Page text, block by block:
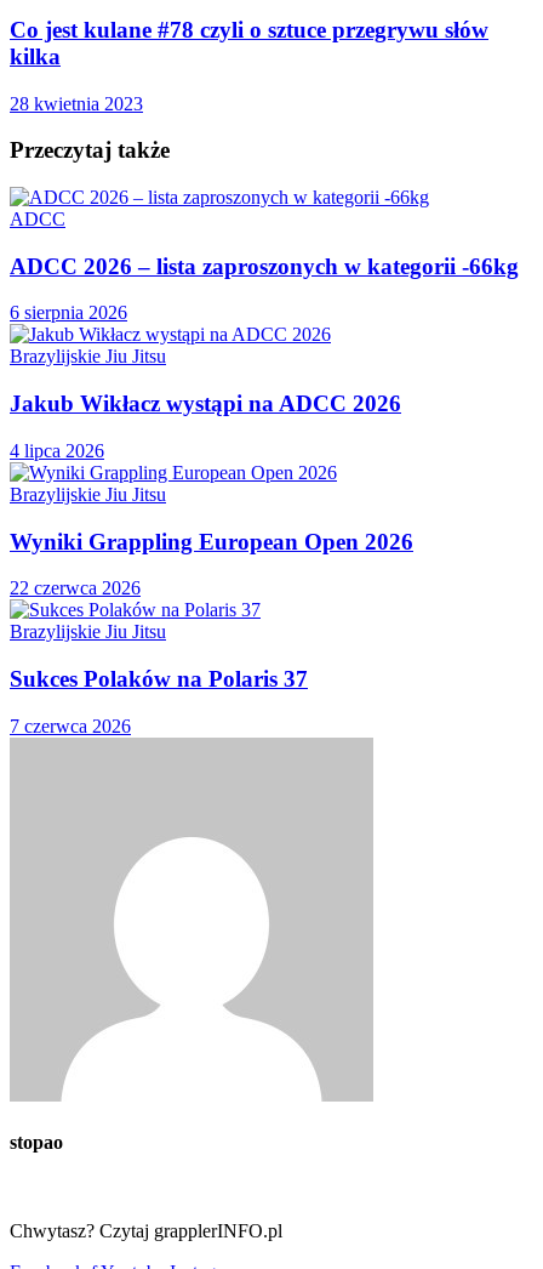
Co jest kulane #78 czyli o sztuce przegrywu słów
kilka
28 kwietnia 2023
Przeczytaj także
ADCC
ADCC 2026 – lista zaproszonych w kategorii -66kg
6 sierpnia 2026
Brazylijskie Jiu Jitsu
Jakub Wikłacz wystąpi na ADCC 2026
4 lipca 2026
Brazylijskie Jiu Jitsu
Wyniki Grappling European Open 2026
22 czerwca 2026
Brazylijskie Jiu Jitsu
Sukces Polaków na Polaris 37
7 czerwca 2026
stopao
Chwytasz? Czytaj grapplerINFO.pl